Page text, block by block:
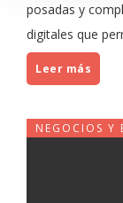
posadas y
digitales que
Leer más
NEGOCIOS Y